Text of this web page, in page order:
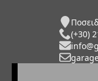
(+30)